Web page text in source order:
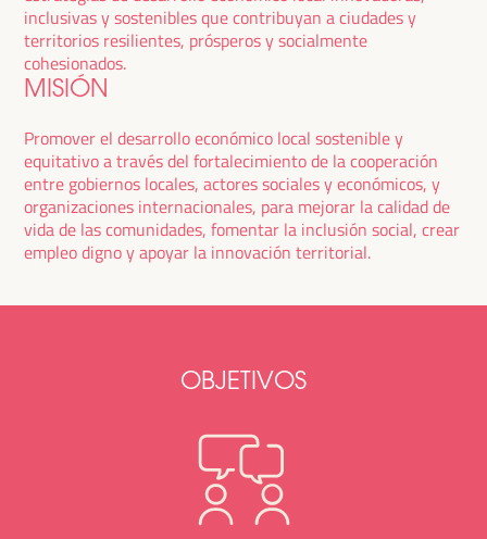
inclusivas y sostenibles que contribuyan a ciudades y
territorios resilientes, prósperos y socialmente
cohesionados.
MISIÓN
Promover el desarrollo económico local sostenible y
equitativo a través del fortalecimiento de la cooperación
entre gobiernos locales, actores sociales y económicos, y
organizaciones internacionales, para mejorar la calidad de
vida de las comunidades, fomentar la inclusión social, crear
empleo digno y apoyar la innovación territorial.
OBJETIVOS